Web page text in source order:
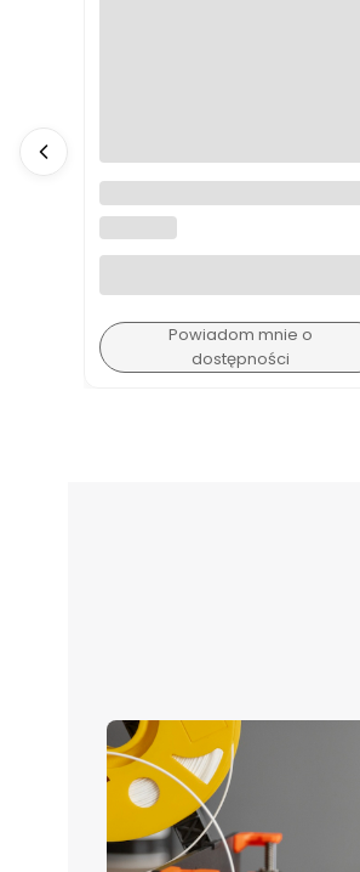
A4988 sterownik silnika
krokowego
Powiadom mnie o
dostępności